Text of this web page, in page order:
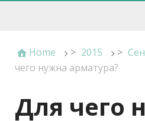
Home > 2015 >
чего нужна арматура?
Для чего